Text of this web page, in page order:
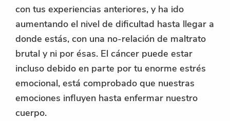
con tus experiencias anteriores, y ha ido
aumentando el nivel de dificultad hasta llegar a
donde estás, con una no-relación de maltrato
brutal y ni por ésas. El cáncer puede estar
incluso debido en parte por tu enorme estrés
emocional, está comprobado que nuestras
emociones influyen hasta enfermar nuestro
cuerpo.